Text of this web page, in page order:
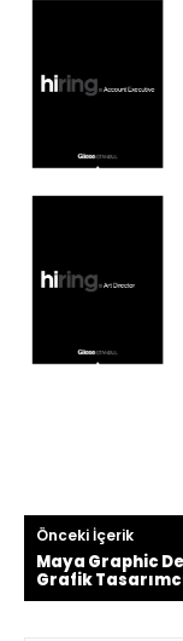
Önceki İçerik
Maya Graphic
Grafik